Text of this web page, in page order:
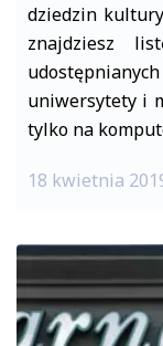
dziedzin
znajdziesz
uniwersytety i
tylko na
18 kwietnia